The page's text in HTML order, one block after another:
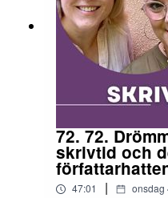
72. 72.
skrivtid och
47:01 | onsdag